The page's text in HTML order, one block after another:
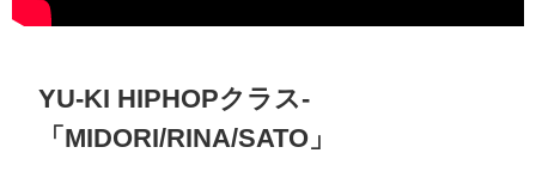
YU-KI HIPHOPクラス-
「MIDORI/RINA/SATO」